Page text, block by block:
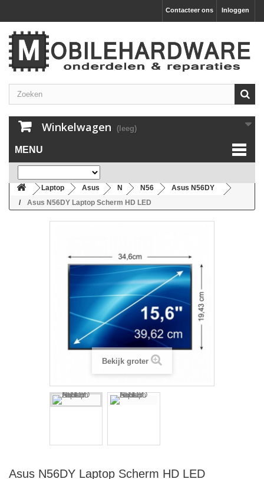
Inloggen
Contacteer ons
Winkelwagen (leeg)
MENU
Laptop Asus N N56
Asus N56DY
Asus N56DY Laptop Scherm HD LED
Bekijk groter
Asus N56DY Laptop Scherm HD LED